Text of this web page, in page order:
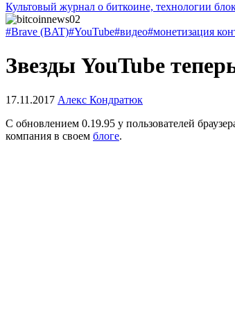
Культовый журнал о биткоине, технологии
#Brave (BAT)#YouTube#видео#монетизация
Звезды YouTube
17.11.2017 Алекс Кондратюк
С обновлением 0.19.95 у пользователей
компания в своем блоге.